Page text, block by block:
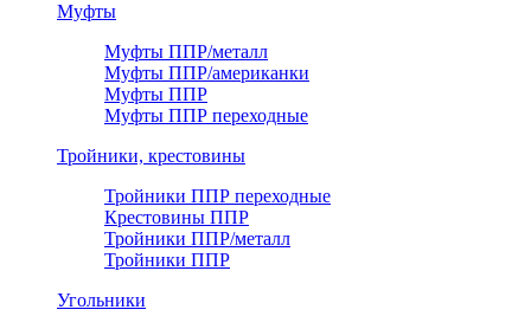
Муфты
Муфты ППР/металл
Муфты ППР/американки
Муфты ППР
Муфты ППР переходные
Тройники, крестовины
Тройники ППР переходные
Крестовины ППР
Тройники ППР/металл
Тройники ППР
Угольники